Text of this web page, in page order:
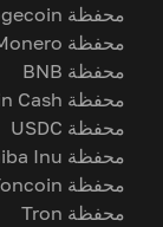
محفظة Dogecoin
محفظة Monero
محفظة BNB
محفظة Bitcoin Cash
محفظة USDC
محفظة Shiba Inu
محفظة Toncoin
محفظة Tron